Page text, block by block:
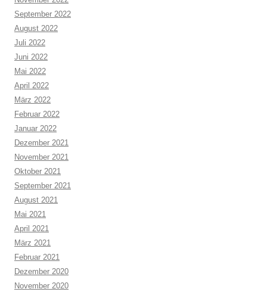
September 2022
August 2022
Juli 2022
Juni 2022
Mai 2022
April 2022
März 2022
Februar 2022
Januar 2022
Dezember 2021
November 2021
Oktober 2021
September 2021
August 2021
Mai 2021
April 2021
März 2021
Februar 2021
Dezember 2020
November 2020